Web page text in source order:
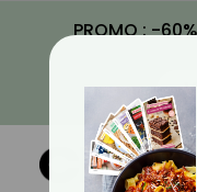
PROMO : -